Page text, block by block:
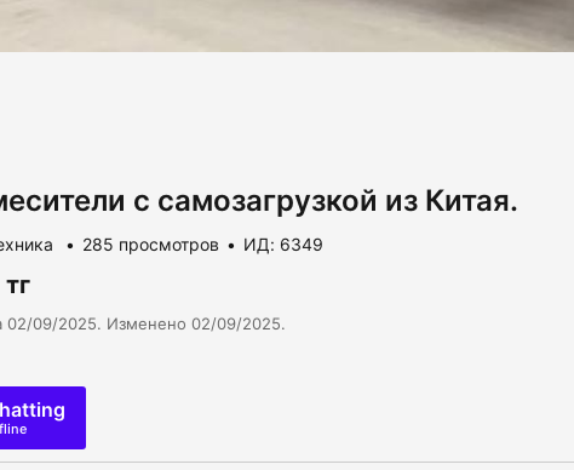
с самозагрузкой из Китая.
285 просмотров ИД: 6349
02/09/2025. Изменено 02/09/2025.